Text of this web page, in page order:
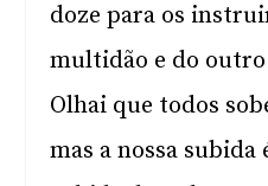
doze para os
multidão e do outro
Olhai que todos
mas a nossa